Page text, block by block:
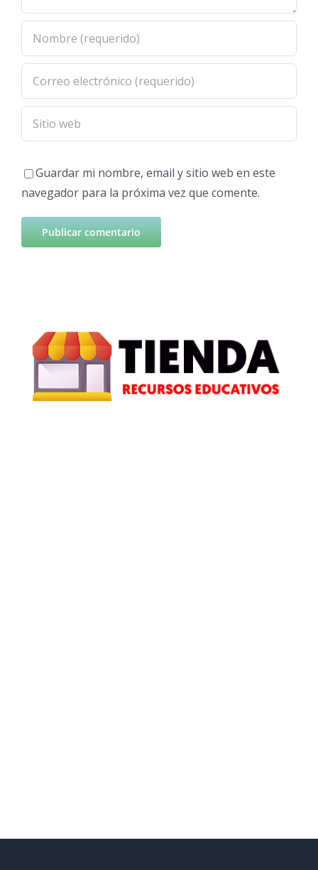
Guardar mi nombre, email y sitio web en este
navegador para la próxima vez que comente.